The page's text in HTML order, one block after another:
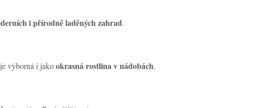
i přírodně laděných zahrad.
výborná i jakookrasná rostlina v nádobách.